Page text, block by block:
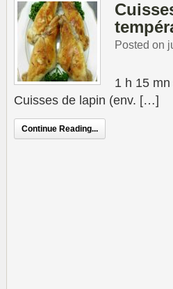
Posted on
Pour 4
1 h 15
Cuisses de lapin (env. […]
Continue Reading...